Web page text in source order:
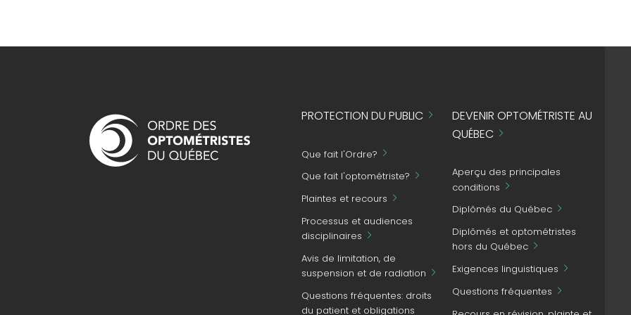
Navigation
principale
PROTECTION DU PUBLIC
Que fait l'Ordre?
Que fait l'optométriste?
Plaintes et recours
Processus et audiences
disciplinaires
Avis de limitation, de
suspension et de radiation
Questions fréquentes: droits
du patient et obligations
DEVENIR OPTOMÉTRISTE AU
QUÉBEC
Aperçu des principales
conditions
Diplômés du Québec
Diplômés et optométristes
hors du Québec
Exigences linguistiques
Questions fréquentes